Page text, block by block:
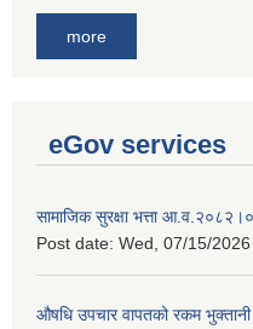
more
eGov services
सामाजिक सुरक्षा भत्ता
Post date: Wed, 07/15/
औषधि उपचार वापतको रकम